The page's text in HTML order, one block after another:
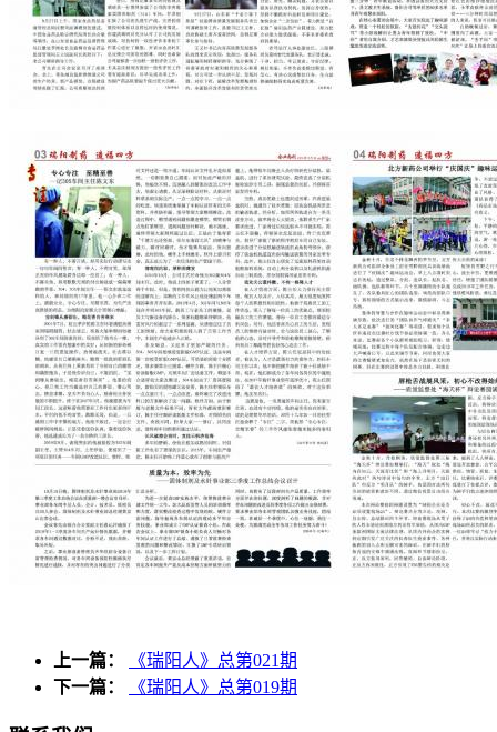
上一篇：
《瑞阳人》总第021期
下一篇：
《瑞阳人》总第019期